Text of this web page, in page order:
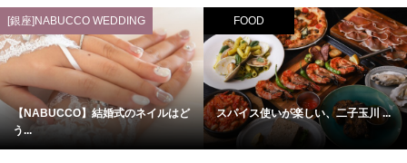
[銀座]NABUCCO WEDDING
【NABUCCO】結婚式のネイルはど
う...
FOOD
スパイス使いが楽しい、二子玉川 ...